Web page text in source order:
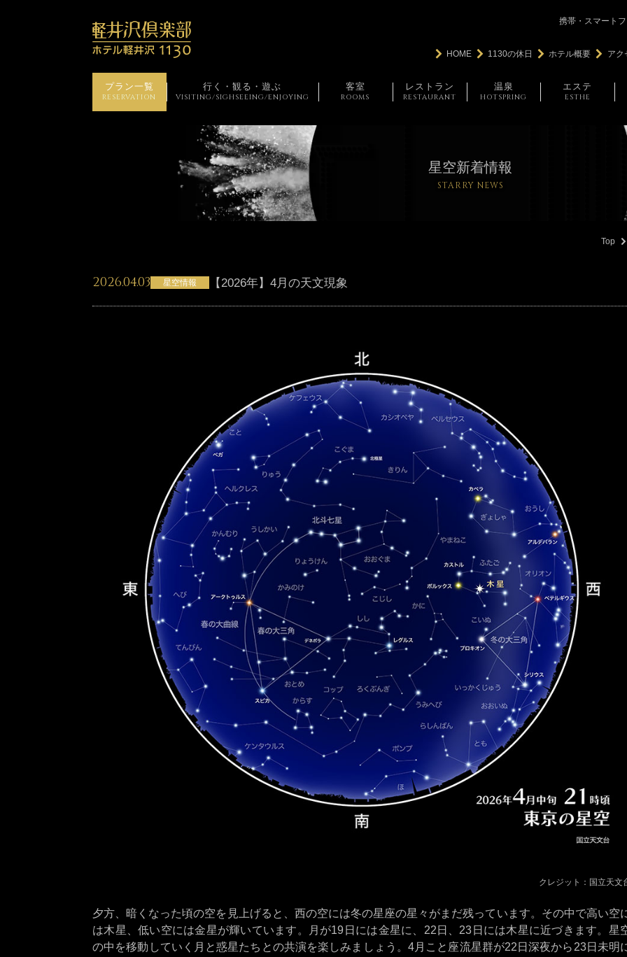
携帯・スマート
HOME 1130の休日 ホテル概要 アク
プラン一覧
RESERVATION
行く・観る・遊ぶ
VISITING/SIGHSEEING/ENJOYING
客室
ROOMS
レストラン
RESTAURANT
温泉
HOTSPRING
エステ
ESTHE
星空新着情報
STARRY NEWS
Top
【2026年】4月の天文現象
投稿日
2026.04.03 カテゴリー
星空情報
クレジット：国立天文
夕方、暗くなった頃の空を見上げると、西の空には冬の星座の星々がまだ残っています。その中で高い空
は木星、低い空には金星が輝いています。月が19日には金星に、22日、23日には木星に近づきます。星
の中を移動していく月と惑星たちとの共演を楽しみましょう。4月こと座流星群が22日深夜から23日未明